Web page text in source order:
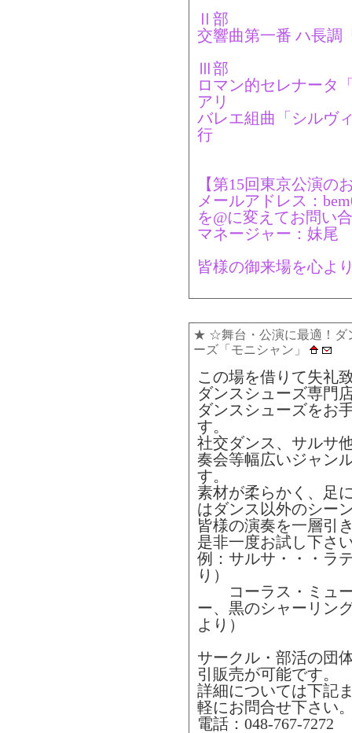
Ⅱ部
交響曲第一番 ハ長調
Ⅲ部
ロマン的セレナータ
アリ
バレエ組曲「シルヴ
行
【第15回東京公演の
メールアドレス：
を@に変えてお問い
マネージャー：妹尾
皆様の御来場を心よ
★ ☆舞台・公演に最適！
ーズ「モニシャン」
この場を借りて失礼
ダンスシューズ専門
ダンスシューズをお
す。
社交ダンス、サルサ
奏会等幅広いジャン
す。
素材が柔らかく、足
はダンス以外のシー
皆様の演奏を一層引
是非一度お試し下さ
例：サルサ・・・ラ
り）
コーラス・ミュー
ー、黒のシャーリン
より）
サークル・部活の団
引販売が可能です。
詳細については下記
軽にお問合せ下さい
電話：048-767-7272